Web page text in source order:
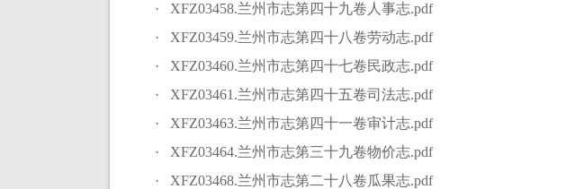
· XFZ03458.兰州市志第四十九卷人事志.pdf
· XFZ03459.兰州市志第四十八卷劳动志.pdf
· XFZ03460.兰州市志第四十七卷民政志.pdf
· XFZ03461.兰州市志第四十五卷司法志.pdf
· XFZ03463.兰州市志第四十一卷审计志.pdf
· XFZ03464.兰州市志第三十九卷物价志.pdf
· XFZ03468.兰州市志第二十八卷瓜果志.pdf